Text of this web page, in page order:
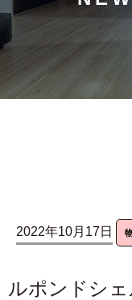
2022年10月17日
ルポンドシ